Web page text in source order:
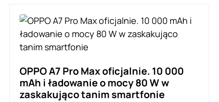
OPPO A7 Pro Max oficjalnie. 10 000
mAh i ładowanie o mocy 80 W w
zaskakująco tanim smartfonie